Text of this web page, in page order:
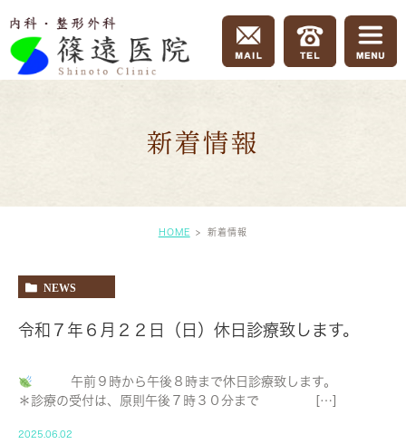
新着情報
HOME 新着情報
NEWS
令和７年６月２２日（日）休日診療致します。
午前９時から午後８時まで休日診療致します。
＊診療の受付は、原則午後７時３０分まで […]
2025.06.02